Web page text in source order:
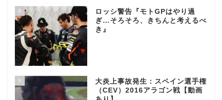
8
ロッシ警告『モトGPはやり過
ぎ…そろそろ、きちんと考えるべ
き』
9
大炎上事故発生：スペイン選手権
（CEV）2016アラゴン戦【動画